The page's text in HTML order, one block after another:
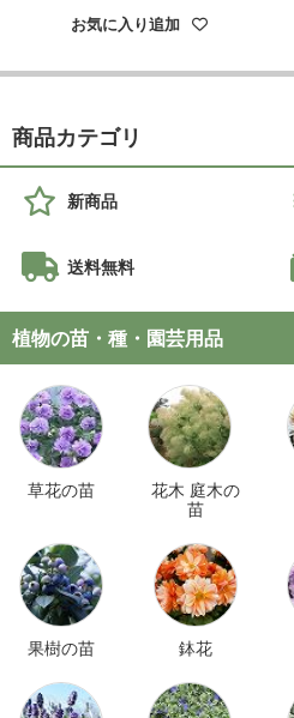
お気に入り追加
商品カテゴリ
新商品
送料無料
植物の苗・種・園芸用品
草花の苗
花木 庭木の
苗
果樹の苗 鉢花